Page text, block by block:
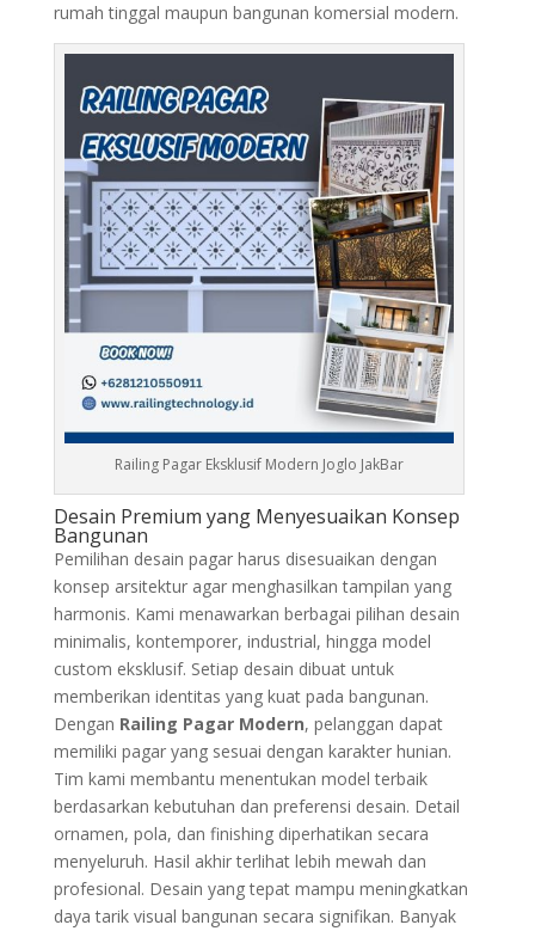
rumah tinggal maupun bangunan komersial modern.
Railing Pagar Eksklusif Modern Joglo JakBar
Desain Premium yang Menyesuaikan Konsep
Bangunan
Pemilihan desain pagar harus disesuaikan dengan
konsep arsitektur agar menghasilkan tampilan yang
harmonis. Kami menawarkan berbagai pilihan desain
minimalis, kontemporer, industrial, hingga model
custom eksklusif. Setiap desain dibuat untuk
memberikan identitas yang kuat pada bangunan.
Dengan Railing Pagar Modern, pelanggan dapat
memiliki pagar yang sesuai dengan karakter hunian.
Tim kami membantu menentukan model terbaik
berdasarkan kebutuhan dan preferensi desain. Detail
ornamen, pola, dan finishing diperhatikan secara
menyeluruh. Hasil akhir terlihat lebih mewah dan
profesional. Desain yang tepat mampu meningkatkan
daya tarik visual bangunan secara signifikan. Banyak